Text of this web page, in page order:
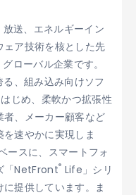
送、エネルギーイン
ア技術を核とした先
ローバル企業です。
、組み込み向けソフ
じめ、柔軟かつ拡張性
、メーカー顧客など
速やかに実現しま
ースに、スマートフォ
「NetFront® Life」シリ
提供しています。ま